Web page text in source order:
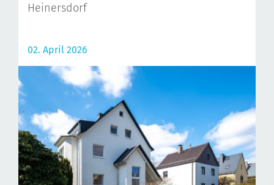
Heinersdorf
02. April 2026